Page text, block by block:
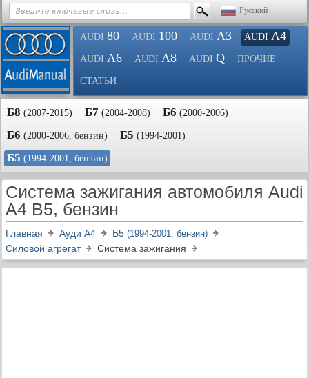
Русский
AUDI 80 AUDI 100 AUDI A3 AUDI A4
AUDI A6 AUDI A8 AUDI Q ПРОЧИЕ
СТАТЬИ
Б8 (2007-2015) Б7 (2004-2008) Б6 (2000-2006)
Б6 (2000-2006, бензин) Б5 (1994-2001)
Б5 (1994-2001, бензин)
Система зажигания автомобиля Audi
A4 B5, бензин
Главная Ауди A4 Б5 (1994-2001, бензин)
Силовой агрегат Система зажигания